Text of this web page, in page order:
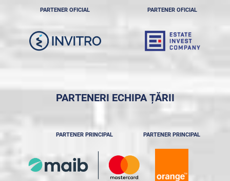
PARTENER OFICIAL PARTENER OFICIAL
PARTENERI ECHIPA ȚĂRII
PARTENER PRINCIPAL PARTENER PRINCIPAL